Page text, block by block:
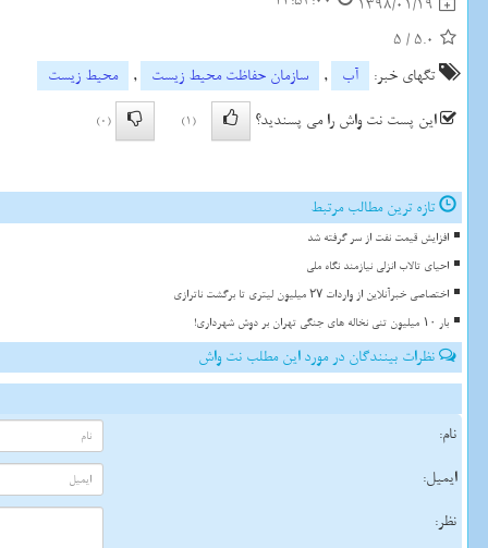
1398/01/19
5.0
/
5
تگهای خبر:
آب , سازمان حفاظت محیط زیست ,
محیط زیست
این پست نت واش را می پسندید؟
(1)
(0)
تازه ترین مطالب مرتبط
افزایش قیمت نفت از سر گرفته شد
احیای تالاب انزلی نیازمند نگاه ملی
اختصاصی خبرآنلاین از واردات ۲۷ میلیون لیتری تا برگشت ناترازی
بار ۱۰ میلیون تنی نخاله های جنگی تهران بر دوش شهرداری!
نظرات بینندگان در مورد این مطلب نت واش
نام:
ایمیل:
نظر: